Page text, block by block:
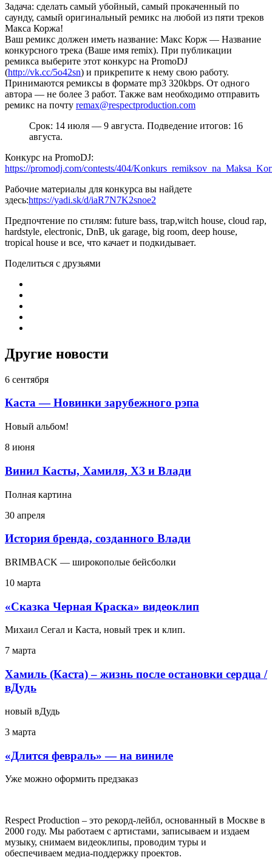
Задача: сделать самый убойный, самый прокаченный по
саунду, самый оригинальный ремикс на любой из пяти треков
Макса Коржа!
Ваш ремикс должен иметь название: Макс Корж — Название
конкурсного трека (Ваше имя remix). При публикации
ремикса выберите этот конкурс на PromoDJ
(http://vk.cc/5o42sn) и прикрепите к нему свою работу.
Принимаются ремиксы в формате mp3 320kbps. От одного
автора — не более 3 работ. Также вам необходимо отправить
ремикс на почту remax@respectproduction.com
Срок: 14 июля — 9 августа. Подведение итогов: 16
августа.
Конкурс на PromoDJ:
https://promodj.com/contests/404/
Рабочие материалы для конкурса вы найдете
здесь:https://yadi.sk/d/iaR7N7K2snoe2
Предпочтение по стилям: future bass, trap,witch house, cloud rap,
hardstyle, electronic, DnB, uk garage, big room, deep house,
tropical house и все, что качает и подкидывает.
Поделиться с друзьями
Другие новости
6 сентября
Каста — Новинки зарубежного рэпа
Новый альбом!
8 июня
Винил Касты, Хамиля, ХЗ и Влади
Полная картина
30 апреля
История бренда, созданного Влади
BRIMBACK — широкополые бейсболки
10 марта
«Сказка Черная Краска» видеоклип
Михаил Сегал и Каста, новый трек и клип.
7 марта
Хамиль (Каста) – жизнь после остановки сердца /
вДудь
новый вДудь
3 марта
«Длится февраль» — на виниле
Уже можно оформить предзаказ
Respect Production – это рекорд-лейбл, основанный в Москве в
2000 году. Мы работаем с артистами, записываем и издаем
музыку, снимаем видеоклипы, проводим туры и
обеспечиваем медиа-поддержку проектов.